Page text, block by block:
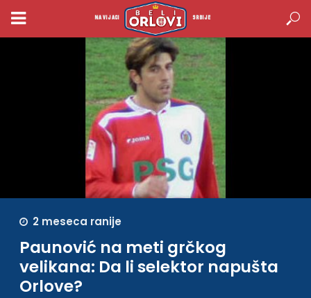
NAVIJACI SRBIJE
2 meseca ranije
Paunović na meti grčkog
velikana: Da li selektor napušta
Orlove?